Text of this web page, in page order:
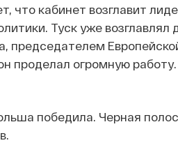
что кабинет возглавит
Туск уже
председателем
проделал огромную
победила. Черная